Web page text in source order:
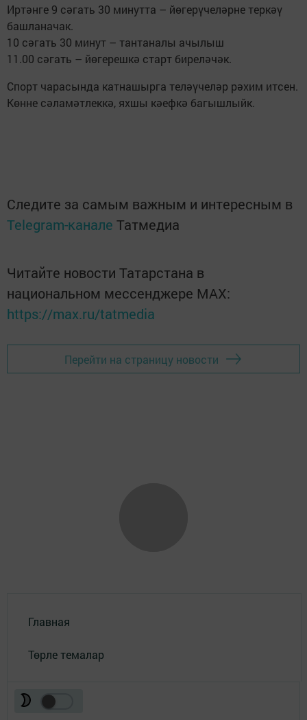
Иртәнге 9 сәгать 30 минутта – йөгерүчеләрне теркәү
башланачак.
10 сәгать 30 минут – тантаналы ачылыш
11.00 сәгать – йөгерешкә старт биреләчәк.
Спорт чарасында катнашырга теләүчеләр рәхим итсен.
Көнне сәламәтлеккә, яхшы кәефкә багышлыйк.
Следите за самым важным и интересным в
Telegram-канале Татмедиа
Читайте новости Татарстана в
национальном мессенджере MАХ:
https://max.ru/tatmedia
Перейти на страницу новости
Главная
Төрле темалар